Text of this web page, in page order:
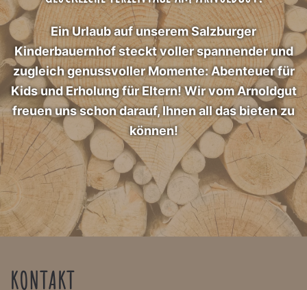
Ein Urlaub auf unserem Salzburger
Kinderbauernhof steckt voller spannender und
zugleich genussvoller Momente: Abenteuer für
Kids und Erholung für Eltern! Wir vom Arnoldgut
freuen uns schon darauf, Ihnen all das bieten zu
können!
KONTAKT